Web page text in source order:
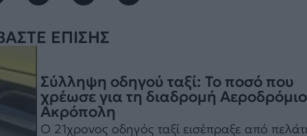
ΕΠΙΣΗΣ
Σύλληψη οδηγού ταξί: Το ποσό που
χρέωσε για τη διαδρομή
Ακρόπολη
Ο 21χρονος οδηγός ταξί εισέπραξε από